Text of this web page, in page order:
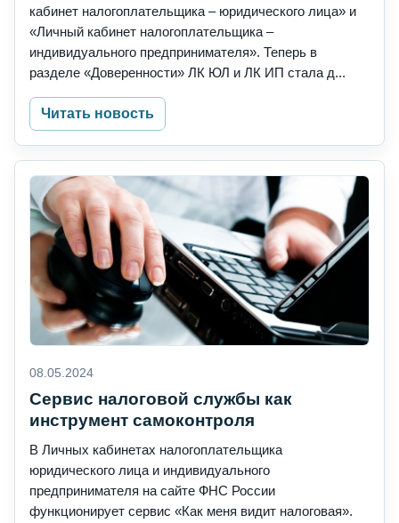
кабинет налогоплательщика – юридического лица» и
«Личный кабинет налогоплательщика –
индивидуального предпринимателя». Теперь в
разделе «Доверенности» ЛК ЮЛ и ЛК ИП стала д...
Читать новость
08.05.2024
Cервис налоговой службы как
инструмент самоконтроля
В Личных кабинетах налогоплательщика
юридического лица и индивидуального
предпринимателя на сайте ФНС России
функционирует сервис «Как меня видит налоговая».